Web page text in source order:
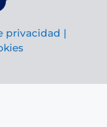
privacidad |